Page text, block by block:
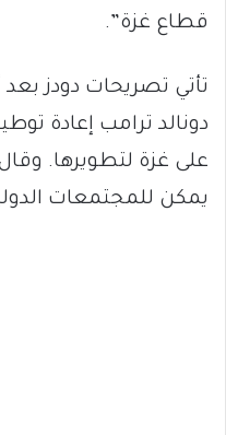
قطاع غزة”.
تأتي تصريحات دودز بعد
دونالد ترامب إعادة
على غزة لتطويرها.
يمكن للمجتمعات